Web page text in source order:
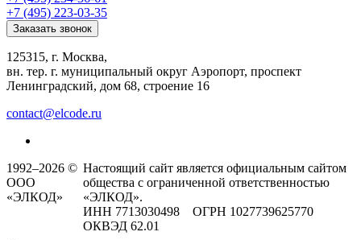
+7 (495) 223-03-35
Заказать звонок
125315, г. Москва,
вн. тер. г. муниципальный округ Аэропорт, проспект
Ленинградский, дом 68, строение 16
contact@elcode.ru
1992–2026 ©
ООО
«ЭЛКОД»
Настоящий сайт является официальным сайтом
общества с ограниченной ответственностью
«ЭЛКОД».
ИНН 7713030498 ОГРН 1027739625770
ОКВЭД 62.01